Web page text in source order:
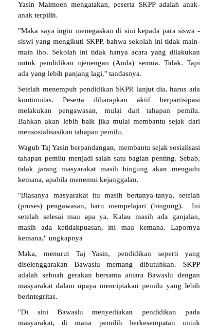
Yasin Maimoen mengatakan, peserta SKPP adalah anak-
anak terpilih.
"Maka saya ingin menegaskan di sini kepada para siswa -
siswi yang mengikuti SKPP, bahwa sekolah ini tidak main-
main lho. Sekolah ini tidak hanya acara yang dilakukan
untuk pendidikan njenengan (Anda) semua. Tidak. Tapi
ada yang lebih panjang lagi," tandasnya.
Setelah menempuh pendidikan SKPP, lanjut dia, harus ada
kontinuitas. Peserta diharapkan aktif berpartisipasi
melakukan pengawasan, mulai dari tahapan pemilu.
Bahkan akan lebih baik jika mulai membantu sejak dari
mensosialisasikan tahapan pemilu.
Wagub Taj Yasin berpandangan, membantu sejak sosialisasi
tahapan pemilu menjadi salah satu bagian penting. Sebab,
tidak jarang masyarakat masih bingung akan mengadu
kemana, apabila menemui kejanggalan.
"Biasanya masyarakat itu masih bertanya-tanya, setelah
(proses) pengawasan, baru mempelajari (bingung). Ini
setelah selesai mau apa ya. Kalau masih ada ganjalan,
masih ada ketidakpuasan, ini mau kemana. Lapornya
kemana," ungkapnya
Maka, menurut Taj Yasin, pendidikan seperti yang
diselenggarakan Bawaslu memang dibutuhkan. SKPP
adalah sebuah gerakan bersama antara Bawaslu dengan
masyarakat dalam upaya menciptakan pemilu yang lebih
berintegritas.
"Di sini Bawaslu menyediakan pendidikan pada
masyarakat, di mana pemilih berkesempatan untuk